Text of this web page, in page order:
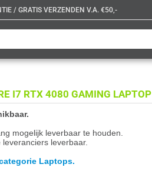
/ GRATIS VERZENDEN V.A. €50,-
I7 RTX 4080 GAMING LAPTOP
mogelijk leverbaar te houden.
leverbaar.
Laptops.